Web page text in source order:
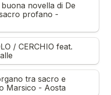
novella di De
profano -
/ CERCHIO feat.
tra sacro e
Marsico - Aosta